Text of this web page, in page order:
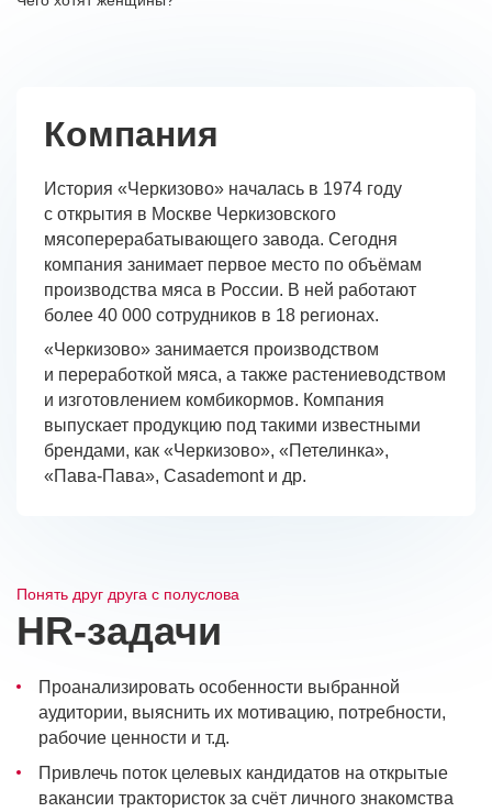
Брендированная страница компании
Брендированные сниппеты
Отзывы от сотрудников
Рейтинг работодателей России
Премия HR-бренд
Компания
История «Черкизово» началась в 1974 году
с открытия в Москве Черкизовского
мясоперерабатывающего завода. Сегодня
компания занимает первое место по объёмам
производства мяса в России. В ней работают
более 40 000 сотрудников в 18 регионах.
«Черкизово» занимается производством
и переработкой мяса, а также растениеводством
и изготовлением комбикормов. Компания
выпускает продукцию под такими известными
брендами, как «Черкизово», «Петелинка»,
«Пава-Пава», Casademont и др.
Понять друг друга с полуслова
HR‑задачи
Проанализировать особенности выбранной
аудитории, выяснить их мотивацию, потребности,
рабочие ценности и т.д.
Привлечь поток целевых кандидатов на открытые
вакансии трактористок за счёт личного знакомства